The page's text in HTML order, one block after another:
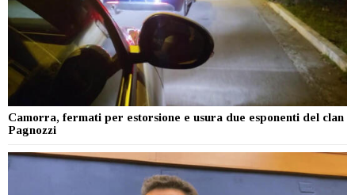
Camorra, fermati per estorsione e usura due esponenti del clan
Pagnozzi